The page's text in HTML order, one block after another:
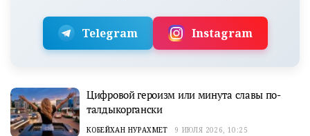
Telegram Instagram
Цифровой героизм или минута славы по-
талдыкоргански
КОБЕЙХАН НУРАХМЕТ 9 ИЮЛЯ 2026, 10:25